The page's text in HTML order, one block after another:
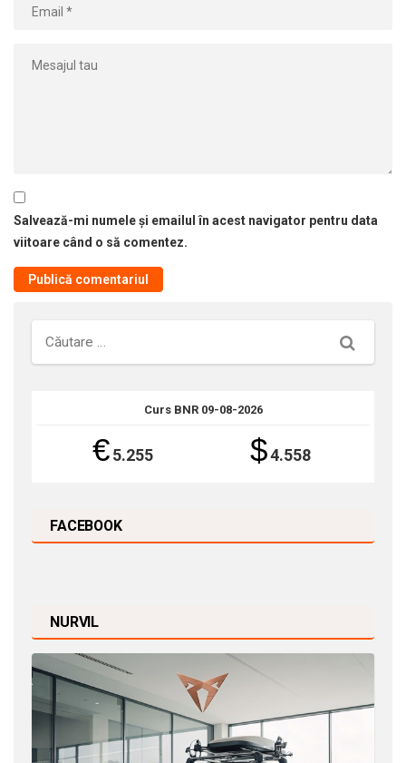
Salvează-mi numele și emailul în acest navigator pentru data
viitoare când o să comentez.
Căutare
Curs BNR 09-08-2026
€5.255 $4.558
FACEBOOK
NURVIL